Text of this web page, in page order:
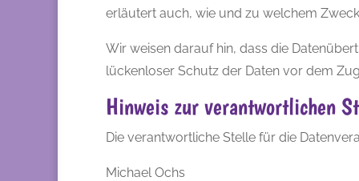
erläutert auch, wie und zu welchem
Wir weisen darauf hin, dass die
lückenloser Schutz der Daten vor dem
Hinweis zur verantwortlichen
Die verantwortliche Stelle für die
Michael Ochs